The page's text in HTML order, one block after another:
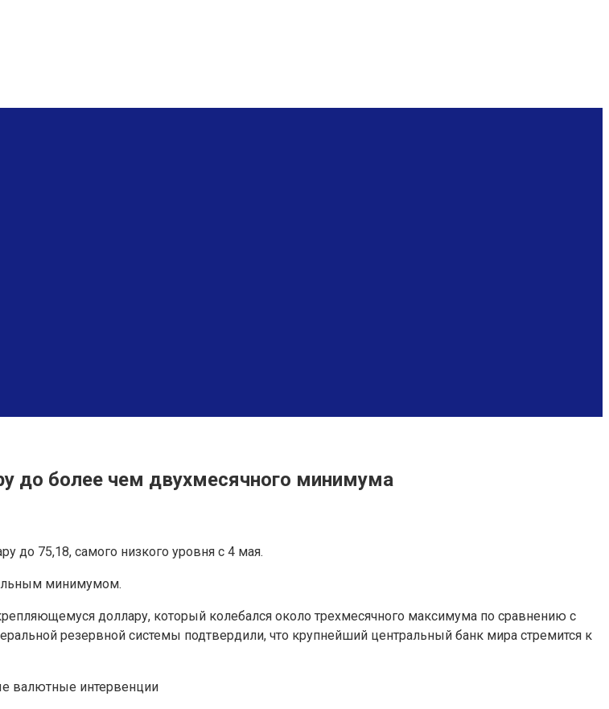
до более чем двухмесячного минимума
до 75,18, самого низкого уровня с 4 мая.
минимумом.
доллару, который колебался около трехмесячного максимума по сравнению с
резервной системы подтвердили, что крупнейший центральный банк мира стремится к
валютные интервенции